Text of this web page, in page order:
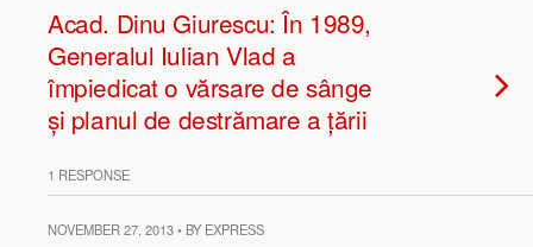
Acad. Dinu Giurescu: În 1989,
Generalul Iulian Vlad a
împiedicat o vărsare de sânge
și planul de destrămare a țării
1 RESPONSE
NOVEMBER 27, 2013 • BY EXPRESS